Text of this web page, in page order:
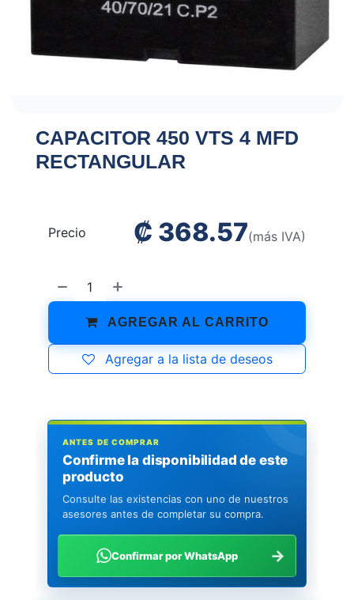
CAPACITOR 450 VTS 4 MFD
RECTANGULAR
AGREGAR AL CARRITO
Agregar a la lista de deseos
Precio ₡ 368.57(más IVA)
ANTES DE COMPRAR
Confirme la disponibilidad de este
producto
Consulte las existencias con uno de nuestros
asesores antes de completar su compra.
Confirmar por WhatsApp →